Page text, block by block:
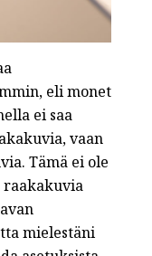
eli monet
ei saa
vaan
Tämä ei ole
raakakuvia
mielestäni